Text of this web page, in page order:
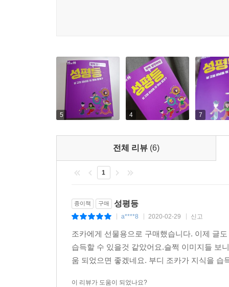
<함께 생각하자> 시리즈 소개
<함께 생각하자> 시리즈는 미래의 주인공인 어
시리즈입니다. 더 나은 미래를 위해, 정의로운 대
문제가 아니라고 치부해 넘겨 버릴 수 있는 이슈
행동해야 하는지 소개합니다. 각 주제들을 익힌
어린이뿐만 아니라 부모와 교사 등 어른들도 함
1권 《폭력》 폭력은 우리 사회를 병들게 하는
어떻게 해야 하는지 알아봅니다. 폭력은 가해자
대응하는 방법을 익히도록 이끌어 폭력을 근절하
5 4 7
전체 리뷰 (6)
1
종이책 구매 성평등
a****8 2020-02-29 신고
조카에게 선물용으로 구매했습니다. 이제 글
습득할 수 있을것 같았어요.슬쩍 이미지들 보
움 되었으면 좋겠네요. 부디 조카가 지식을
이 리뷰가 도움이 되었나요?